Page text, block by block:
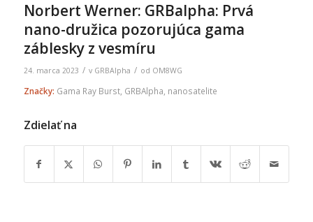
Norbert Werner: GRBalpha: Prvá
nano-družica pozorujúca gama
záblesky z vesmíru
24. marca 2023 / v GRBAlpha / od OM8WG
Značky: Gama Ray Burst, GRBAlpha nanosatelite
Zdielať na